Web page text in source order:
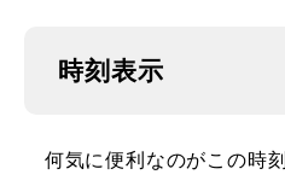
時刻表示
何気に便利なのがこの時